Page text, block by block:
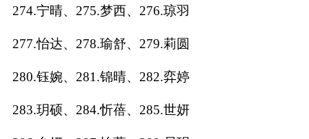
274.宁晴、275.梦西、276.琼羽
277.怡达、278.瑜舒、279.莉圆
280.钰婉、281.锦晴、282.弈婷
283.玥硕、284.忻蓓、285.世妍